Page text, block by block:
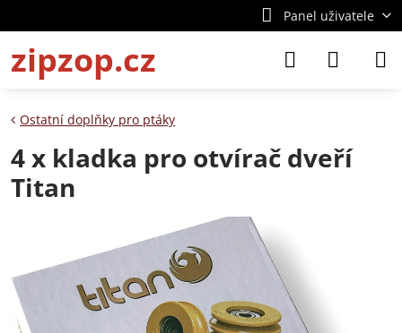
Panel uživatele
zipzop.cz
Ostatní doplňky pro ptáky
4 x kladka pro otvírač dveří
Titan